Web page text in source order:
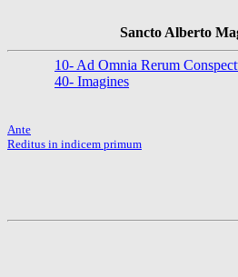
Sancto Alberto
10- Ad Omnia Rerum
40- Imagines
Ante
Reditus in indicem primum